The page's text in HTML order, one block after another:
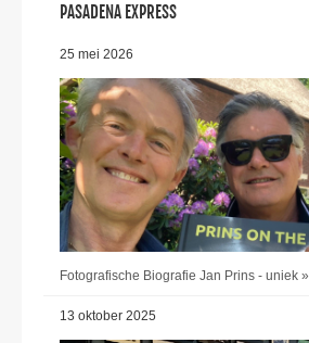
PASADENA EXPRESS
25 mei 2026
Fotografische Biografie Jan Prins - uniek »
13 oktober 2025